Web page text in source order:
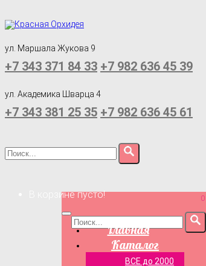
ул. Маршала Жукова 9
+7 343 371 84 33 +7 982 636 45 39
ул. Академика Шварца 4
+7 343 381 25 35 +7 982 636 45 61
0
В корзине пусто!
Главная
Каталог
ВСЕ до 2000